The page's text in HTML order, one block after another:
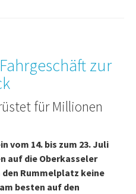
zur
für Millionen
vom 14. bis zum 23. Juli
auf die Oberkasseler
den Rummelplatz keine
besten auf den